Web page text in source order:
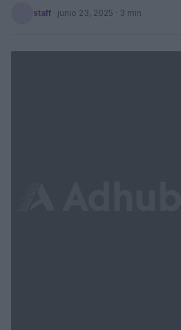
staff · junio 23, 2025 · 3 min